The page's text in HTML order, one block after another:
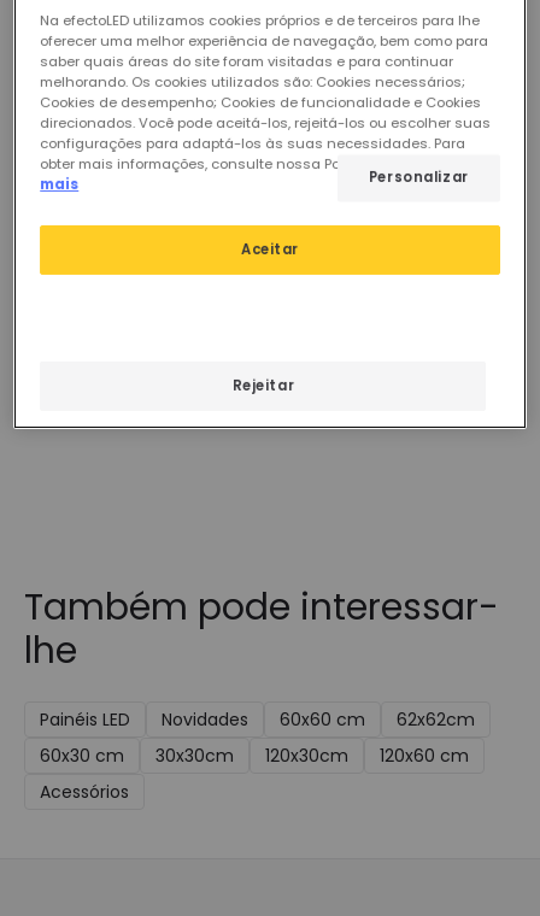
Antes 162,59 €
152,43 €
Antes 261,20 €
PROMO
Também pode interessar-
lhe
Painéis LED Novidades 60x60 cm
62x62cm
60x30 cm
30x30cm 120x30cm
120x60 cm
Acessórios
Na efectoLED utilizamos cookies próprios e de terceiros para lhe
oferecer uma melhor experiência de navegação, bem como para
saber quais áreas do site foram visitadas e para continuar
melhorando. Os cookies utilizados são: Cookies necessários;
Cookies de desempenho; Cookies de funcionalidade e Cookies
direcionados. Você pode aceitá-los, rejeitá-los ou escolher suas
configurações para adaptá-los às suas necessidades. Para
obter mais informações, consulte nossa Política de Cookies.
mais
Rejeitar
Aceitar
Personalizar